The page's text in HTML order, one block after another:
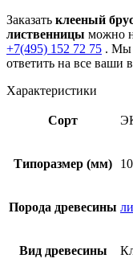
Заказать клееный
лиственницы можно
+7(495) 152 72 75 . Мы
ответить на все ваши
Характеристики
Сорт
Типоразмер (мм)
Порода древесины
Вид древесины